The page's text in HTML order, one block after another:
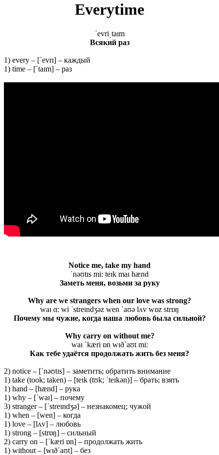
Everytime
ˈevriˌtaɪm
Всякий раз
1) every – [ˈevrɪ] – каждый
1) time – [ˈtaɪm] – раз
Notice me, take my hand
ˈnəʊtɪs mi: teɪk maɪ hænd
Заметь меня, возьми за руку
Why are we strangers when our love was strong?
waɪ ɑ: wi ˈstreɪndʒəz wen ˈaʊə lʌv wɒz strɒŋ
Почему мы чужие, когда наша любовь была сильной?
Why carry on without me?
waɪ ˈkæri ɒn wɪðˈaʊt mi:
Как тебе удаётся продолжать жить без меня?
2) notice – [ˈnəʊtɪs] – заметить; обратить внимание
1) take (took; taken) – [teɪk (tʊk; ˈteɪkən)] – брать; взять
1) hand – [hænd] – рука
1) why – [ˈwaɪ] – почему
3) stranger – [ˈstreɪndʒə] – незнакомец; чужой
1) when – [wen] – когда
1) love – [lʌv] – любовь
1) strong – [strɒŋ] – сильный
2) carry on – [ˈkæri ɒn] – продолжать жить
1) without – [wɪðˈaʊt] – без